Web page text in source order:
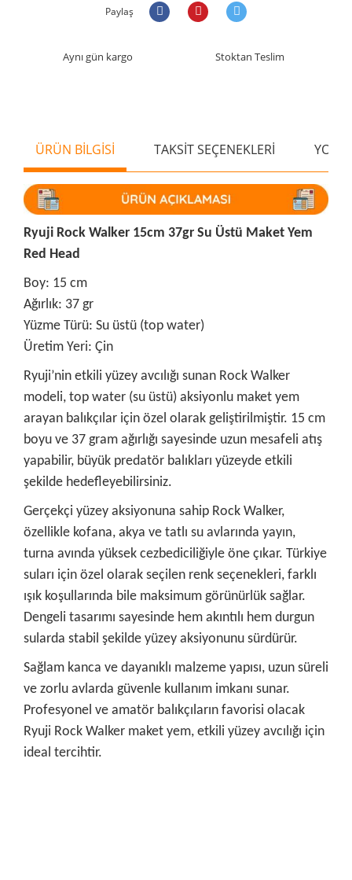
Paylaş
Aynı gün kargo Stoktan Teslim
ÜRÜN BİLGİSİ TAKSİT SEÇENEKLERİ
Ryuji Rock Walker 15cm 37gr Su Üstü Maket Yem
Red Head
Boy: 15 cm
Ağırlık: 37 gr
Yüzme Türü: Su üstü (top water)
Üretim Yeri: Çin
Ryuji’nin etkili yüzey avcılığı sunan Rock Walker
modeli, top water (su üstü) aksiyonlu maket yem
arayan balıkçılar için özel olarak geliştirilmiştir. 15 cm
boyu ve 37 gram ağırlığı sayesinde uzun mesafeli atış
yapabilir, büyük predatör balıkları yüzeyde etkili
şekilde hedefleyebilirsiniz.
Gerçekçi yüzey aksiyonuna sahip Rock Walker,
özellikle kofana, akya ve tatlı su avlarında yayın,
turna avında yüksek cezbediciliğiyle öne çıkar. Türkiye
suları için özel olarak seçilen renk seçenekleri, farklı
ışık koşullarında bile maksimum görünürlük sağlar.
Dengeli tasarımı sayesinde hem akıntılı hem durgun
sularda stabil şekilde yüzey aksiyonunu sürdürür.
Sağlam kanca ve dayanıklı malzeme yapısı, uzun süreli
ve zorlu avlarda güvenle kullanım imkanı sunar.
Profesyonel ve amatör balıkçıların favorisi olacak
Ryuji Rock Walker maket yem, etkili yüzey avcılığı için
ideal tercihtir.